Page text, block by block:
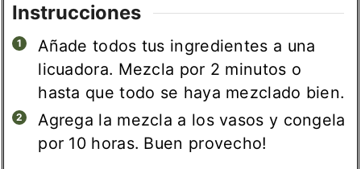
Instrucciones
Añade todos tus ingredientes a una
licuadora. Mezcla por 2 minutos o
hasta que todo se haya mezclado bien.
Agrega la mezcla a los vasos y congela
por 10 horas. Buen provecho!